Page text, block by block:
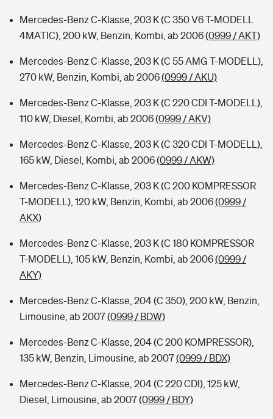
Mercedes-Benz C-Klasse, 203 K (C 350 V6 T-MODELL
4MATIC), 200 kW, Benzin, Kombi, ab 2006(0999 / AKT)
Mercedes-Benz C-Klasse, 203 K (C 55 AMG T-MODELL),
270 kW, Benzin, Kombi, ab 2006(0999 / AKU)
Mercedes-Benz C-Klasse, 203 K (C 220 CDI T-MODELL),
110 kW, Diesel, Kombi, ab 2006(0999 / AKV)
Mercedes-Benz C-Klasse, 203 K (C 320 CDI T-MODELL),
165 kW, Diesel, Kombi, ab 2006(0999 / AKW)
Mercedes-Benz C-Klasse, 203 K (C 200 KOMPRESSOR
T-MODELL), 120 kW, Benzin, Kombi, ab 2006(0999 /
AKX)
Mercedes-Benz C-Klasse, 203 K (C 180 KOMPRESSOR
T-MODELL), 105 kW, Benzin, Kombi, ab 2006(0999 /
AKY)
Mercedes-Benz C-Klasse, 204 (C 350), 200 kW, Benzin,
Limousine, ab 2007(0999 / BDW)
Mercedes-Benz C-Klasse, 204 (C 200 KOMPRESSOR),
135 kW, Benzin, Limousine, ab 2007(0999 / BDX)
Mercedes-Benz C-Klasse, 204 (C 220 CDI), 125 kW,
Diesel, Limousine, ab 2007(0999 / BDY)